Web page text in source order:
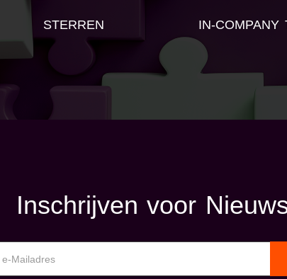
STERREN IN-COMPANY
Inschrijven voor